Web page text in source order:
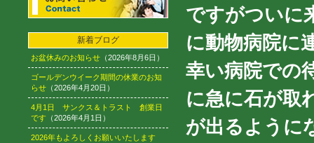
新着ブログ
お盆休みのお知らせ （2026年8月6日）
ゴールデンウイーク期間の休業のお知
らせ （2026年4月20日）
4月1日 サンクス＆トラスト 創業日
です （2026年4月1日）
2026年もよろしくお願いいたします
ですがついに
に動物病院に
幸い病院での
に急に石が取
が出るように